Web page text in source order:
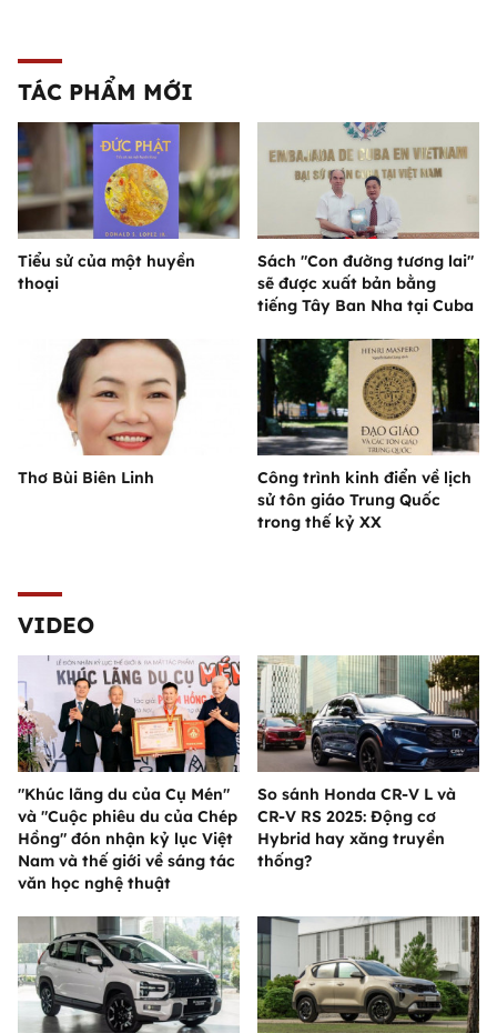
TÁC PHẨM MỚI
Tiểu sử của một huyền
thoại
Sách "Con đường tương lai"
sẽ được xuất bản bằng
tiếng Tây Ban Nha tại Cuba
Thơ Bùi Biên Linh
Công trình kinh điển về lịch
sử tôn giáo Trung Quốc
trong thế kỷ XX
VIDEO
"Khúc lãng du của Cụ Mén"
và "Cuộc phiêu du của Chép
Hồng" đón nhận kỷ lục Việt
Nam và thế giới về sáng tác
văn học nghệ thuật
So sánh Honda CR-V L và
CR-V RS 2025: Động cơ
Hybrid hay xăng truyền
thống?